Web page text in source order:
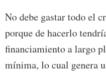
No debe gastar todo el
porque de hacerlo
financiamiento a largo
mínima, lo cual genera